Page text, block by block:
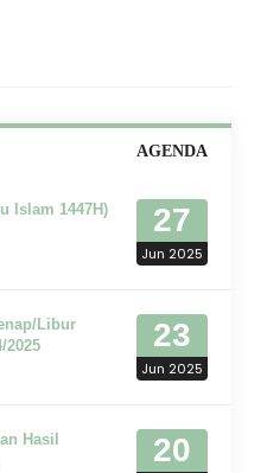
AGENDA
27
Jun 2025
Islam 1447H)
23
Jun 2025
Libur
2025
20
Hasil